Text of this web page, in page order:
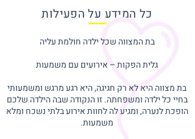
כל המידע על הפעילות
בת המצווה שכל ילדה חולמת עליה
גלית הפקות – אירועים עם משמעות
בת מצווה היא לא רק חגיגה, היא רגע מרגש ומשמעותי
בחיי כל ילדה ומשפחתה. זו הנקודה שבה הילדה שלכם
הופכת לנערה, ומגיע לה לחוות אירוע בלתי נשכח ומלא
משמעות.